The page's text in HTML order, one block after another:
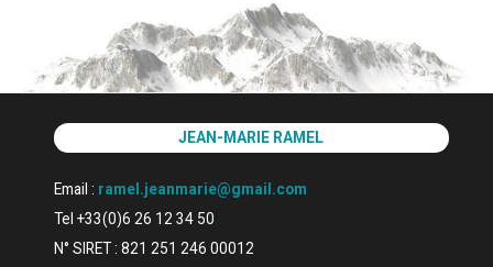
JEAN-MARIE RAMEL
Email : ramel.jeanmarie@gmail.com
Tel +33(0)6 26 12 34 50
N° SIRET : 821 251 246 00012